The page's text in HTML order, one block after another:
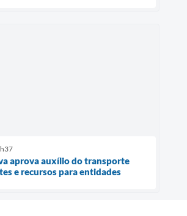
aprova auxílio do transporte
e recursos para entidades